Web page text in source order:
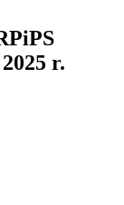
r.